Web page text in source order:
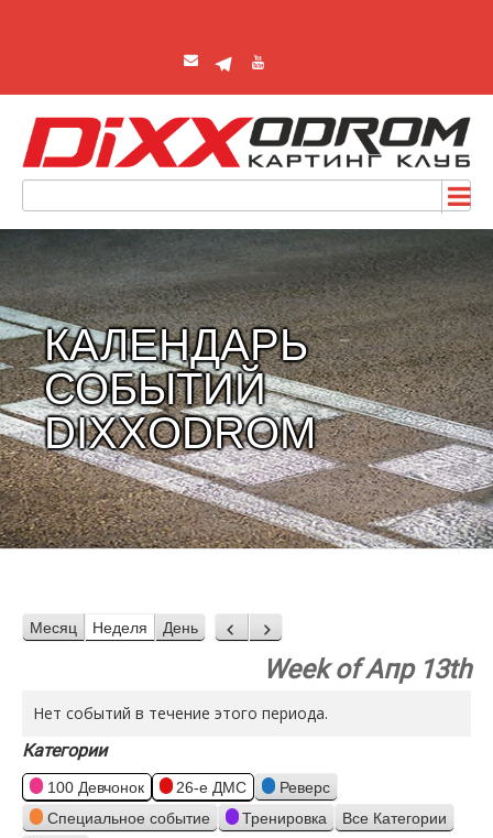
КАЛЕНДАРЬ
СОБЫТИЙ
DIXXODROM
Месяц Неделя День Назад
Вперед
Week of Апр 13th
Нет событий в течение этого периода.
Категории
100 Девчонок 26-е ДМС
Реверс
Специальное событие
Тренировка Все Категории